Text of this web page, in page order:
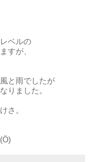
ベルの
すが、
と雨でしたが
りました。
さ。